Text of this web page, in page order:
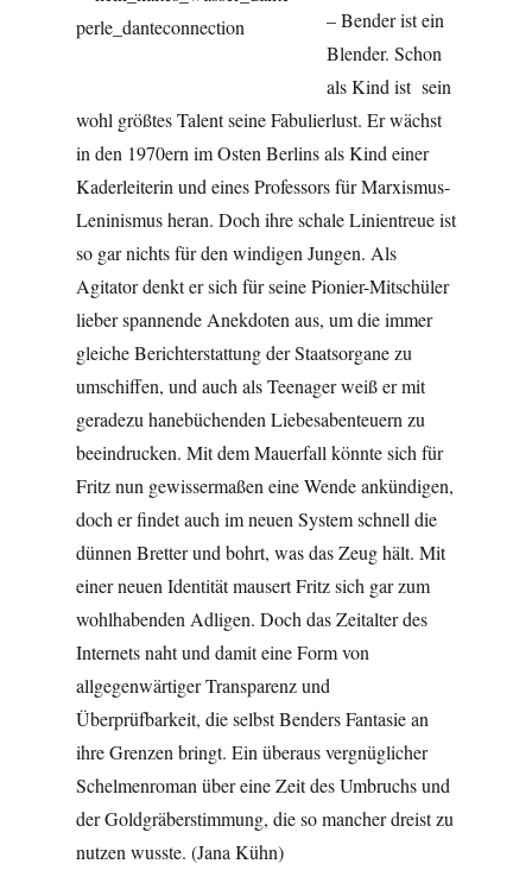
– Bender ist ein
Blender. Schon
als Kind ist sein
wohl größtes Talent seine Fabulierlust. Er wächst
in den 1970ern im Osten Berlins als Kind einer
Kaderleiterin und eines Professors für Marxismus-
Leninismus heran. Doch ihre schale Linientreue ist
so gar nichts für den windigen Jungen. Als
Agitator denkt er sich für seine Pionier-Mitschüler
lieber spannende Anekdoten aus, um die immer
gleiche Berichterstattung der Staatsorgane zu
umschiffen, und auch als Teenager weiß er mit
geradezu hanebüchenden Liebesabenteuern zu
beeindrucken. Mit dem Mauerfall könnte sich für
Fritz nun gewissermaßen eine Wende ankündigen,
doch er findet auch im neuen System schnell die
dünnen Bretter und bohrt, was das Zeug hält. Mit
einer neuen Identität mausert Fritz sich gar zum
wohlhabenden Adligen. Doch das Zeitalter des
Internets naht und damit eine Form von
allgegenwärtiger Transparenz und
Überprüfbarkeit, die selbst Benders Fantasie an
ihre Grenzen bringt. Ein überaus vergnüglicher
Schelmenroman über eine Zeit des Umbruchs und
der Goldgräberstimmung, die so mancher dreist zu
nutzen wusste. (Jana Kühn)